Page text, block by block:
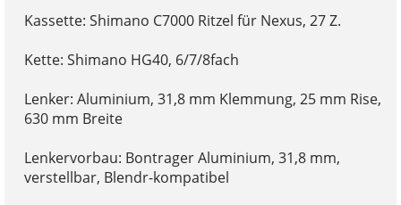
Kassette: Shimano C7000 Ritzel für Nexus, 27 Z.
Kette: Shimano HG40, 6/7/8fach
Lenker: Aluminium, 31,8 mm Klemmung, 25 mm Rise,
630 mm Breite
Lenkervorbau: Bontrager Aluminium, 31,8 mm,
verstellbar, Blendr-kompatibel